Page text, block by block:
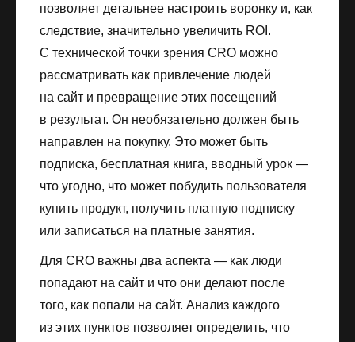
позволяет детальнее настроить воронку и, как
следствие, значительно увеличить ROI.
С технической точки зрения CRO можно
рассматривать как привлечение людей
на сайт и превращение этих посещений
в результат. Он необязательно должен быть
направлен на покупку. Это может быть
подписка, бесплатная книга, вводный урок —
что угодно, что может побудить пользователя
купить продукт, получить платную подписку
или записаться на платные занятия.
Для CRO важны два аспекта — как люди
попадают на сайт и что они делают после
того, как попали на сайт. Анализ каждого
из этих пунктов позволяет определить, что